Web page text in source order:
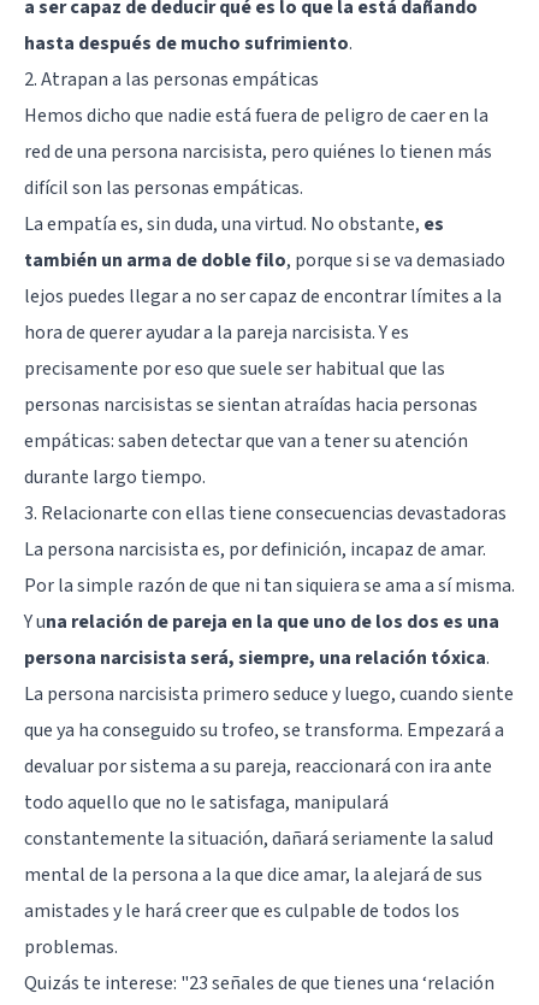
a ser capaz de deducir qué es lo que la está dañando
hasta después de mucho sufrimiento.
2. Atrapan a las personas empáticas
Hemos dicho que nadie está fuera de peligro de caer en la
red de una persona narcisista, pero quiénes lo tienen más
difícil son las personas empáticas.
La empatía es, sin duda, una virtud. No obstante, es
también un arma de doble filo, porque si se va demasiado
lejos puedes llegar a no ser capaz de encontrar límites a la
hora de querer ayudar a la pareja narcisista. Y es
precisamente por eso que suele ser habitual que las
personas narcisistas se sientan atraídas hacia personas
empáticas: saben detectar que van a tener su atención
durante largo tiempo.
3. Relacionarte con ellas tiene consecuencias devastadoras
La persona narcisista es, por definición, incapaz de amar.
Por la simple razón de que ni tan siquiera se ama a sí misma.
Y una relación de pareja en la que uno de los dos es una
persona narcisista será, siempre, una relación tóxica.
La persona narcisista primero seduce y luego, cuando siente
que ya ha conseguido su trofeo, se transforma. Empezará a
devaluar por sistema a su pareja, reaccionará con ira ante
todo aquello que no le satisfaga, manipulará
constantemente la situación, dañará seriamente la salud
mental de la persona a la que dice amar, la alejará de sus
amistades y le hará creer que es culpable de todos los
problemas.
Quizás te interese: "23 señales de que tienes una ‘relación